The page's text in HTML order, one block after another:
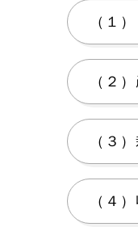
（１
（２
（３
（４